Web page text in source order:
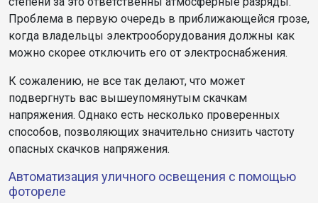
Проблема в первую очередь в приближающейся грозе,
когда владельцы электрооборудования должны как
можно скорее отключить его от электроснабжения.
К сожалению, не все так делают, что может
подвергнуть вас вышеупомянутым скачкам
напряжения. Однако есть несколько проверенных
способов, позволяющих значительно снизить частоту
опасных скачков напряжения.
Автоматизация уличного освещения с помощью
фотореле